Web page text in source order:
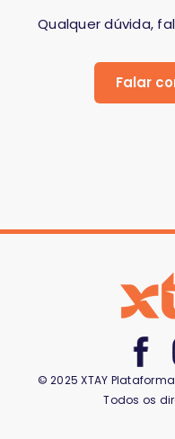
Qualquer dúvida,
Falar
© 2025 XTAY
Todos os